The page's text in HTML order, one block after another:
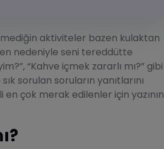
aktiviteler bazen kulaktan
nedeniyle seni tereddütte
“Kahve içmek zararlı mı?” gibi
sorulan soruların yanıtlarını
çok merak edilenler için yazının